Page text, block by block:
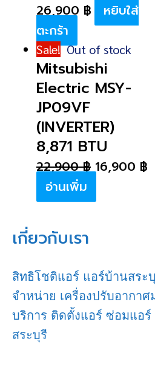
26,900 ฿
หยิบใส่
ตะกร้า
Sale! Out of stock
Mitsubishi
Electric MSY-
JP09VF
(INVERTER)
8,871 BTU
22,900฿ 16,900 ฿
อ่านเพิ่ม
เกี่ยวกับเรา
สิทธิโชติแอร์ แอร์บ้านสระ
จำหน่าย เครื่องปรับอากา
บริการ ติดตั้งแอร์ ซ่อมแอร์
สระบุรี